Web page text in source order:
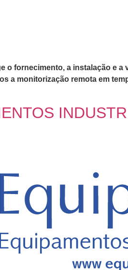
o fornecimento, a instalação e
a monitorização remota em